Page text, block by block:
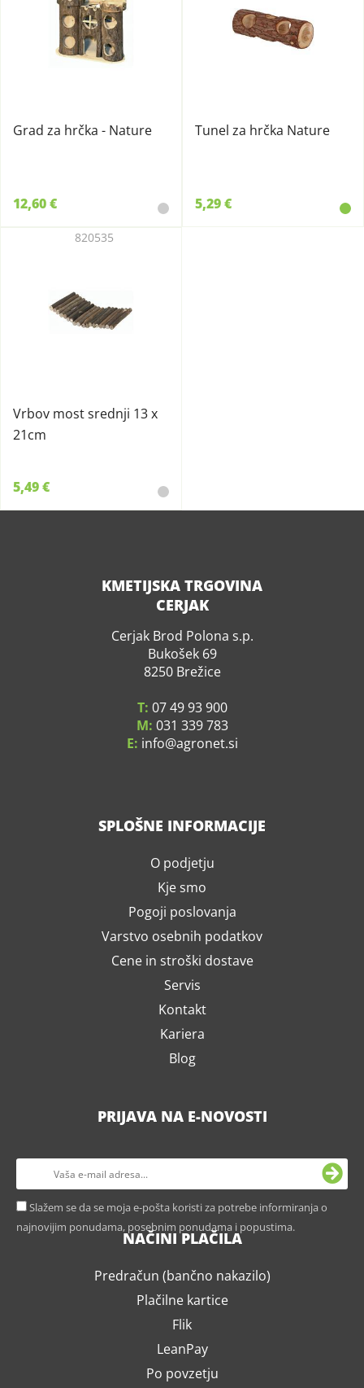
Grad za hrčka - Nature
12,60 €
Tunel za hrčka Nature
5,29 €
Vrbov most srednji 13 x
21cm
820535
5,49 €
KMETIJSKA TRGOVINA
CERJAK
Cerjak Brod Polona s.p.
Bukošek 69
8250 Brežice
T: 07 49 93 900
M: 031 339 783
E: info agronet.si
SPLOŠNE INFORMACIJE
O podjetju
Kje smo
Pogoji poslovanja
Varstvo osebnih podatkov
Cene in stroški dostave
Servis
Kontakt
Kariera
Blog
PRIJAVA NA E-NOVOSTI
Slažem se da se moja e-pošta koristi za potrebe informiranja o
najnovijim ponudama, posebnim ponudama i popustima.
NAČINI PLAČILA
Predračun (bančno nakazilo)
Plačilne kartice
Flik
LeanPay
Po povzetju